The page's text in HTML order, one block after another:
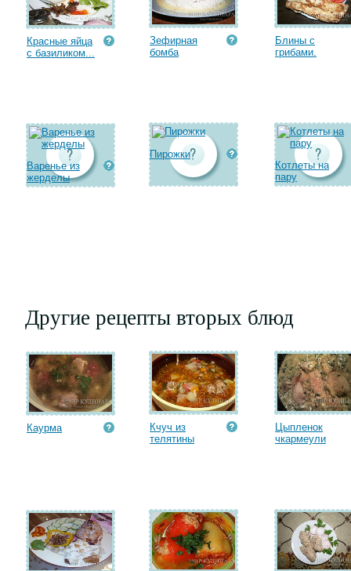
Красные яйца
с базиликом...
Зефирная
бомба
Блины с
грибами.
Варенье из
жерделы
Пирожки
Котлеты на
пару
Другие рецепты вторых блюд
Каурма
Кчуч из
телятины
Цыпленок
чкармеули